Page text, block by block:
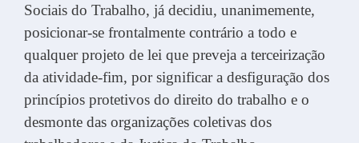
Sociais do Trabalho, já decidiu, unanimemente,
posicionar-se frontalmente contrário a todo e
qualquer projeto de lei que preveja a terceirização
da atividade-fim, por significar a desfiguração dos
princípios protetivos do direito do trabalho e o
desmonte das organizações coletivas dos